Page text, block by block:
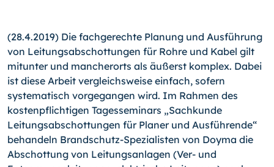
(28.4.2019) Die fachgerechte Planung und Ausführung
von Leitungsabschottungen für Rohre und Kabel gilt
mitunter und mancherorts als äußerst komplex. Dabei
ist diese Arbeit vergleichsweise einfach, sofern
systematisch vorgegangen wird. Im Rahmen des
kostenpflichtigen Tagesseminars „Sachkunde
Leitungsabschottungen für Planer und Ausführende“
behandeln Brandschutz-Spezialisten von Doyma die
Abschottung von Leitungsanlagen (Ver- und